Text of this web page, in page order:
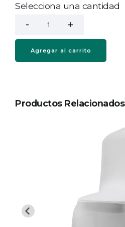
Selecciona una cantidad
Agregar al carrito
Productos Relacionados